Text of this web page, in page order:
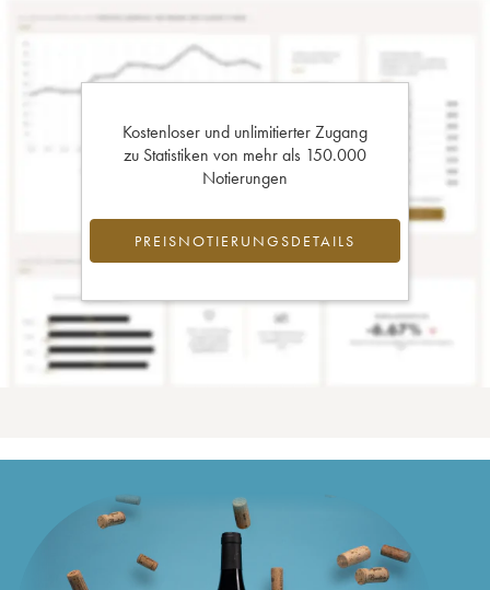
Kostenloser und unlimitierter Zugang
zu Statistiken von mehr als 150.000
Notierungen
PREISNOTIERUNGSDETAILS